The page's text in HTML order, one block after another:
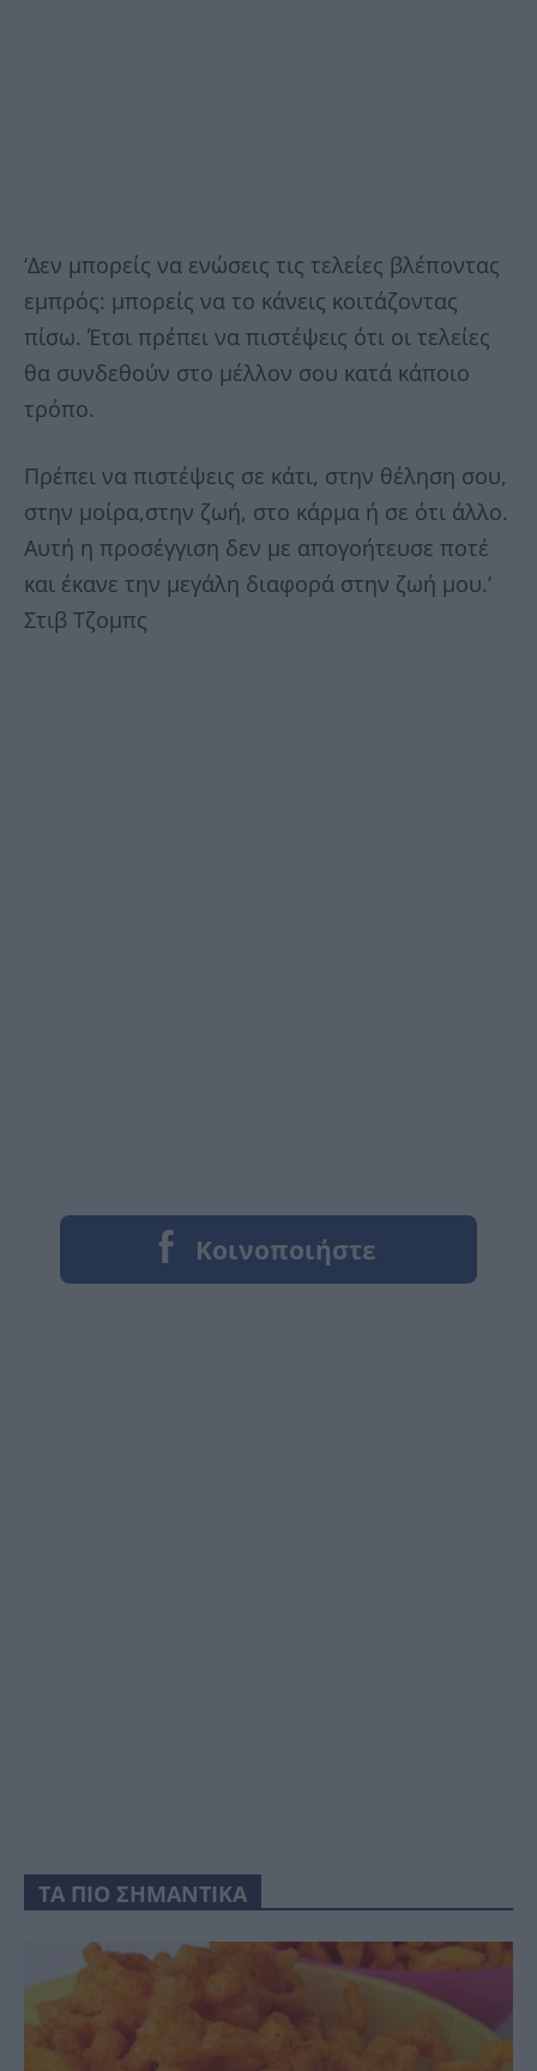
‘Δεν μπορείς να ενώσεις τις τελείες βλέποντας
εμπρός: μπορείς να το κάνεις κοιτάζοντας
πίσω. Έτσι πρέπει να πιστέψεις ότι οι τελείες
θα συνδεθούν στο μέλλον σου κατά κάποιο
τρόπο.
Πρέπει να πιστέψεις σε κάτι, στην θέληση σου,
στην μοίρα,στην ζωή, στο κάρμα ή σε ότι άλλο.
Αυτή η προσέγγιση δεν με απογοήτευσε ποτέ
και έκανε την μεγάλη διαφορά στην ζωή μου.’
Στιβ Τζομπς
ΤΑ ΠΙΟ ΣΗΜΑΝΤΙΚΑ